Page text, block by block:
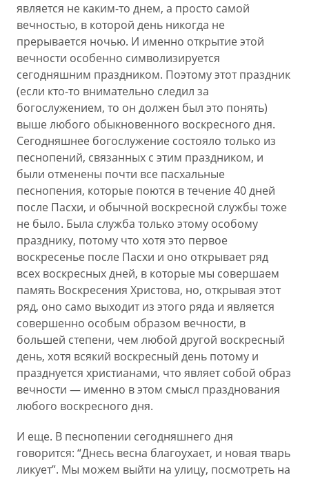
является не каким-то днем, а просто самой
вечностью, в которой день никогда не
прерывается ночью. И именно открытие этой
вечности особенно символизируется
сегодняшним праздником. Поэтому этот праздник
(если кто-то внимательно следил за
богослужением, то он должен был это понять)
выше любого обыкновенного воскресного дня.
Сегодняшнее богослужение состояло только из
песнопений, связанных с этим праздником, и
были отменены почти все пасхальные
песнопения, которые поются в течение 40 дней
после Пасхи, и обычной воскресной службы тоже
не было. Была служба только этому особому
празднику, потому что хотя это первое
воскресенье после Пасхи и оно открывает ряд
всех воскресных дней, в которые мы совершаем
память Воскресения Христова, но, открывая этот
ряд, оно само выходит из этого ряда и является
совершенно особым образом вечности, в
большей степени, чем любой другой воскресный
день, хотя всякий воскресный день потому и
празднуется христианами, что являет собой образ
вечности — именно в этом смысл празднования
любого воскресного дня.
И еще. В песнопении сегодняшнего дня
говорится: “Днесь весна благоухает, и новая тварь
ликует”. Мы можем выйти на улицу, посмотреть на